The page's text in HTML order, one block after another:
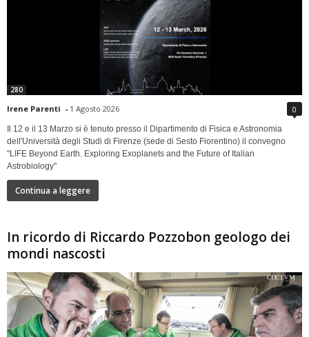
280
Irene Parenti - 1 Agosto 2026 0
Il 12 e il 13 Marzo si è tenuto presso il Dipartimento di Fisica e Astronomia
dell'Università degli Studi di Firenze (sede di Sesto Fiorentino) il convegno
"LIFE Beyond Earth. Exploring Exoplanets and the Future of Italian
Astrobiology"
Continua a leggere
In ricordo di Riccardo Pozzobon geologo dei
mondi nascosti